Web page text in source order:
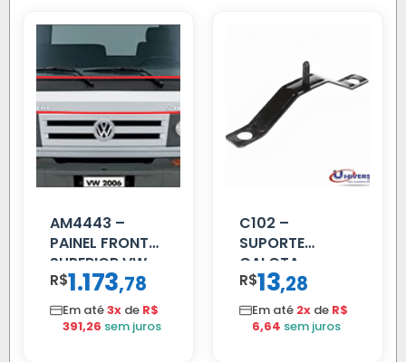
AM4443 –
PAINEL FRONTAL
SUPERIOR VW
DELIVERY
R$1.173,78
Em até3x de R$
391,26 sem juros
C102 –
SUPORTE
CALOTA
DIANTEIRA
RODA 10 FUROS
R$13,28
Em até 2x de R$
6,64 sem juros